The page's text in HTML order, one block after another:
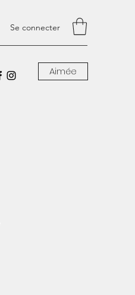
Se connecter
Aimée